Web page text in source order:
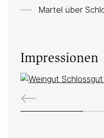
Martel über
Impressionen